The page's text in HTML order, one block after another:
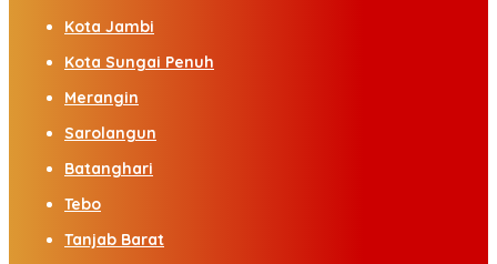
Kota Jambi
Kota Sungai Penuh
Merangin
Sarolangun
Batanghari
Tebo
Tanjab Barat